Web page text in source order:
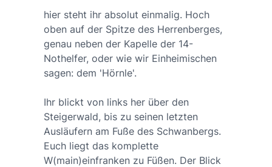
hier steht ihr absolut einmalig. Hoch
oben auf der Spitze des Herrenberges,
genau neben der Kapelle der 14-
Nothelfer, oder wie wir Einheimischen
sagen: dem 'Hörnle'.
Ihr blickt von links her über den
Steigerwald, bis zu seinen letzten
Ausläufern am Fuße des Schwanbergs.
Euch liegt das komplette
W(main)einfranken zu Füßen. Der Blick